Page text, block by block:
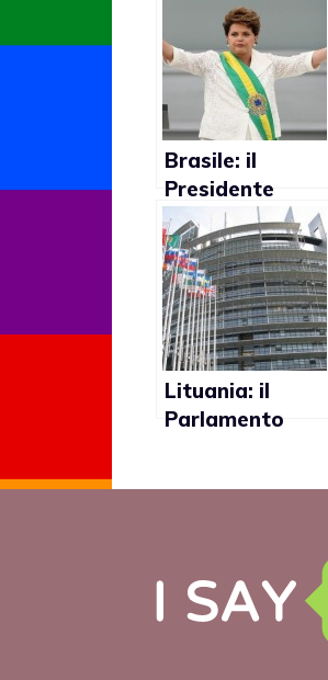
Brasile: il
Presidente
sospende
campagna
contro
l’omofobia nelle
scuole
Lituania: il
Parlamento